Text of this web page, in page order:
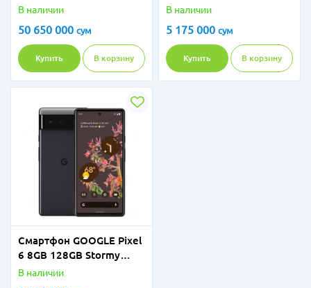
(Desktop)
В наличии
50 650 000 сум
Купить В корзину
WF80G447DW Белый
В наличии
5 175 000 сум
Купить В корзину
Смартфон GOOGLE Pixel
6 8GB 128GB Stormy
Black
В наличии